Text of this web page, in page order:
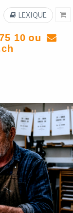
10 ou
LEXIQUE